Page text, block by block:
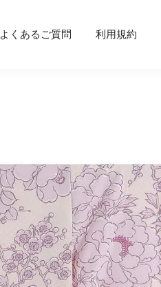
よくあるご質問 利用規約